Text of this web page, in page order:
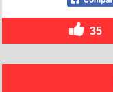
35